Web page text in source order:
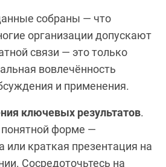
собраны — что
организации допускают
связи — это только
вовлечённость
и применения.
ключевых результатов.
форме —
или краткая презентация на
Сосредоточьтесь на